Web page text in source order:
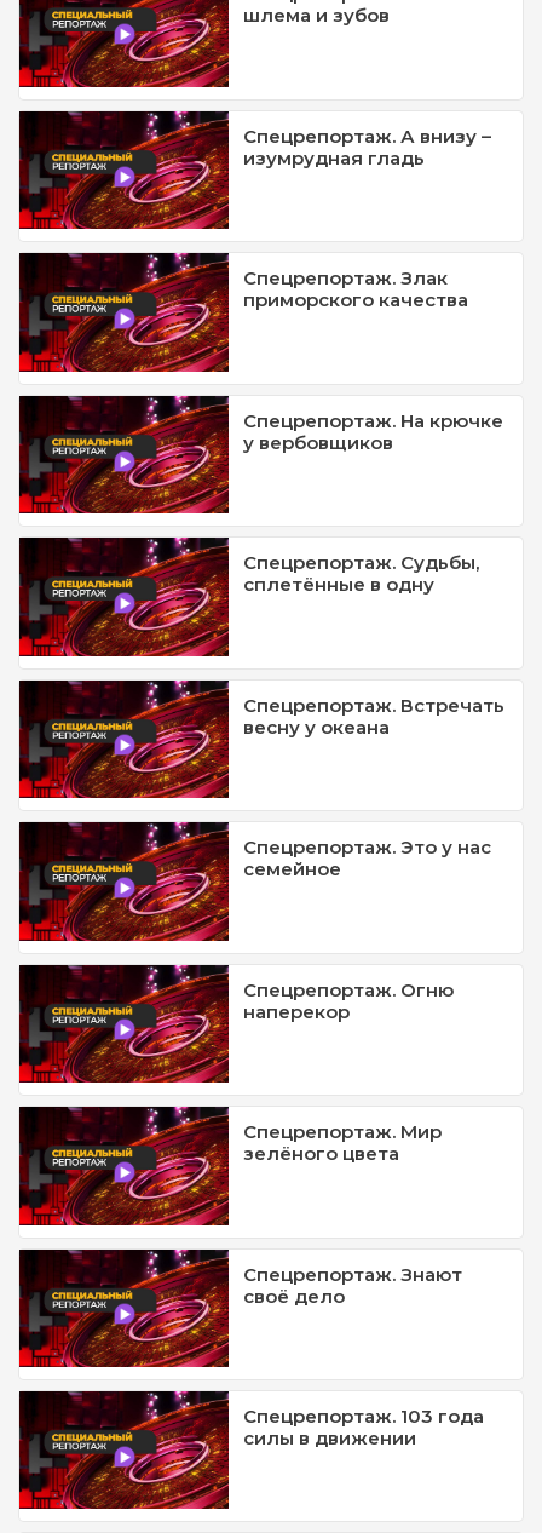
шлема и зубов
Спецрепортаж. А внизу –
изумрудная гладь
Спецрепортаж. Злак
приморского качества
Спецрепортаж. На крючке
у вербовщиков
Спецрепортаж. Судьбы,
сплетённые в одну
Спецрепортаж. Встречать
весну у океана
Спецрепортаж. Это у нас
семейное
Спецрепортаж. Огню
наперекор
Спецрепортаж. Мир
зелёного цвета
Спецрепортаж. Знают
своё дело
Спецрепортаж. 103 года
силы в движении